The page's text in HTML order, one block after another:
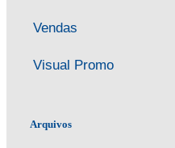
Vendas
Visual Promo
Arquivos